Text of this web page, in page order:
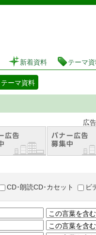
館 蔵書検索・予約システム
新着資料 テーマ
テーマ資料
ナー広告等につ
CD･朗読CD･カセット ビ